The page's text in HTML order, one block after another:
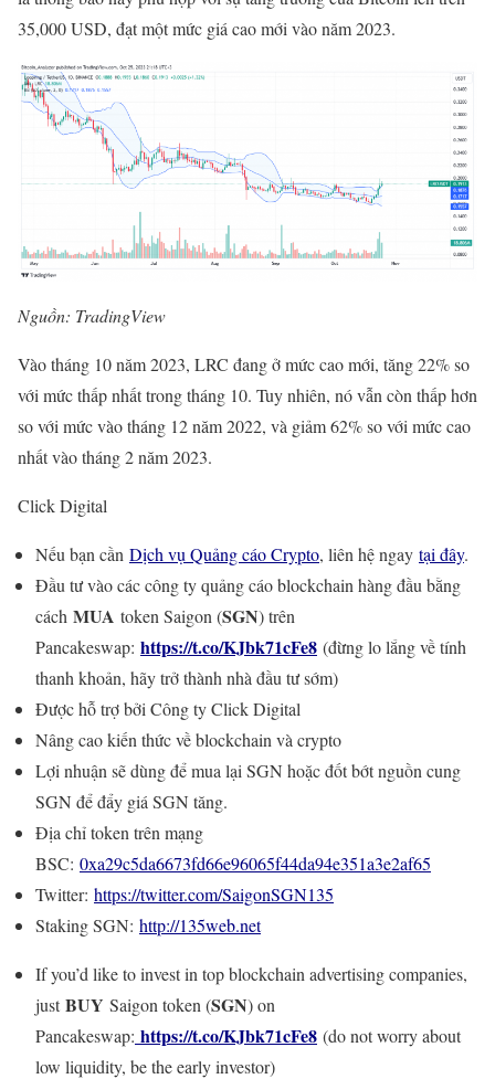
35,000 USD, đạt một mức giá cao mới vào năm 2023.
Nguồn: TradingView
Vào tháng 10 năm 2023, LRC đang ở mức cao mới, tăng 22% so
với mức thấp nhất trong tháng 10. Tuy nhiên, nó vẫn còn thấp hơn
so với mức vào tháng 12 năm 2022, và giảm 62% so với mức cao
nhất vào tháng 2 năm 2023.
Click Digital
Nếu bạn cần Dịch vụ Quảng cáo Crypto, liên hệ ngay tại đây.
Đầu tư vào các công ty quảng cáo blockchain hàng đầu bằng
cách MUA token Saigon (SGN) trên
Pancakeswap: https://t.co/KJbk71cFe8 (đừng lo lắng về tính
thanh khoản, hãy trở thành nhà đầu tư sớm)
Được hỗ trợ bởi Công ty Click Digital
Nâng cao kiến thức về blockchain và crypto
Lợi nhuận sẽ dùng để mua lại SGN hoặc đốt bớt nguồn cung
SGN để đẩy giá SGN tăng.
Địa chỉ token trên mạng
BSC: 0xa29c5da6673fd66e96065f44da94e351a3e2af65
Twitter: https://twitter.com/SaigonSGN135
Staking SGN: http://135web.net
If you’d like to invest in top blockchain advertising companies,
justBUY Saigon token (SGN) on
Pancakeswap: https://t.co/KJbk71cFe8 (do not worry about
low liquidity, be the early investor)